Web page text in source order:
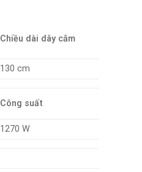
Chiều dài dây cắm
130 cm
Công suất
1270 W